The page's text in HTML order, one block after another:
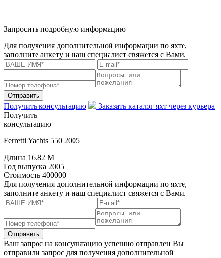
Запросить подробную информацию
Для получения дополнительной информации по яхте,
заполните анкету и наш специалист свяжется с Вами.
Отправить
Получить консультацию
Заказать каталог яхт через курьера
Получить
консультацию
Ferretti Yachts 550 2005
Длина 16.82 M
Год выпуска 2005
Стоимость 400000
Для получения дополнительной информации по яхте,
заполните анкету и наш специалист свяжется с Вами.
Отправить
Ваш запрос на консультацию успешно отправлен Вы
отправили запрос для получения дополнительной